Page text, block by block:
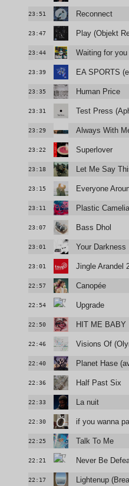
23:51 Reconnect
23:47 Play (Objekt
23:44 Waiting for
23:39 EA SPORTS
23:35 Human Price
23:31 Test Press
23:29 Always With
23:22 Superlover
23:18 Let Me Say
23:15 Everyone
23:11 Plastic Camelia
23:07 Bass Dhol
23:01 Your Darkness
23:01 Jingle Arandel
22:57 Canopée
22:54 Upgrade
22:50 HIT ME BABY
22:46 Visions Of
22:40 Planet Hase
22:36 Half Past Six
22:33 La nuit
22:30 if you wanna
22:25 Talk To Me
22:21 Never Be
22:17 Lightenup